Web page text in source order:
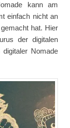
kann am
einfach nicht an
hat. Hier
der digitalen
Nomade